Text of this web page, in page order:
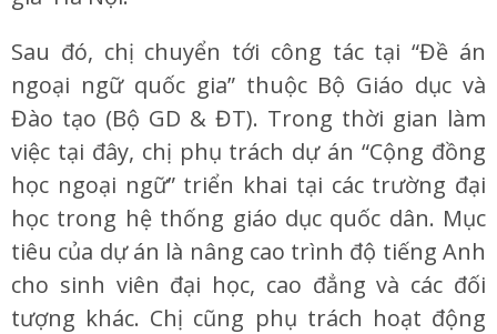
Sau đó, chị chuyển tới công tác tại “Đề án
ngoại ngữ quốc gia” thuộc Bộ Giáo dục và
Đào tạo (Bộ GD & ĐT). Trong thời gian làm
việc tại đây, chị phụ trách dự án “Cộng đồng
học ngoại ngữ” triển khai tại các trường đại
học trong hệ thống giáo dục quốc dân. Mục
tiêu của dự án là nâng cao trình độ tiếng Anh
cho sinh viên đại học, cao đẳng và các đối
tượng khác. Chị cũng phụ trách hoạt động